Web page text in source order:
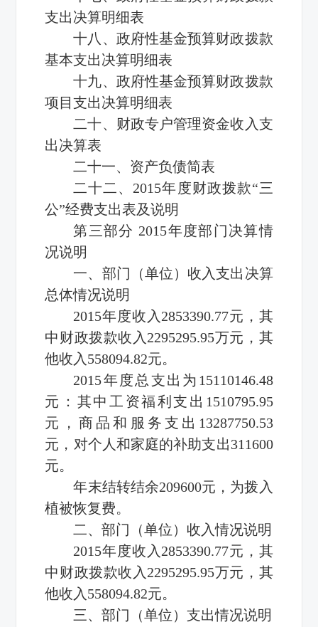
支出决算明细表
十八、政府性基金预算财政拨款
基本支出决算明细表
十九、政府性基金预算财政拨款
项目支出决算明细表
二十、财政专户管理资金收入支
出决算表
二十一、资产负债简表
二十二、2015年度财政拨款“三
公”经费支出表及说明
第三部分 2015年度部门决算情
况说明
一、部门（单位）收入支出决算
总体情况说明
2015年度收入2853390.77元，其
中财政拨款收入2295295.95万元，其
他收入558094.82元。
2015年度总支出为15110146.48
元：其中工资福利支出1510795.95
元，商品和服务支出13287750.53
元，对个人和家庭的补助支出311600
元。
年末结转结余209600元，为拨入
植被恢复费。
二、部门（单位）收入情况说明
2015年度收入2853390.77元，其
中财政拨款收入2295295.95万元，其
他收入558094.82元。
三、部门（单位）支出情况说明